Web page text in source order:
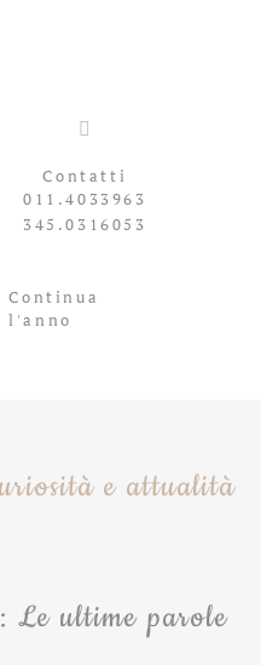
Contatti
011.4033963
345.0316053
l'anno
e attualità
Le ultime parole